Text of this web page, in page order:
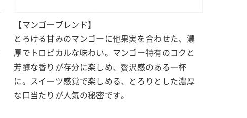
【マンゴーブレンド】
とろける甘みのマンゴーに他果実を合わせた、濃
厚でトロピカルな味わい。マンゴー特有のコクと
芳醇な香りが存分に楽しめ、贅沢感のある一杯
に。スイーツ感覚で楽しめる、とろりとした濃厚
な口当たりが人気の秘密です。